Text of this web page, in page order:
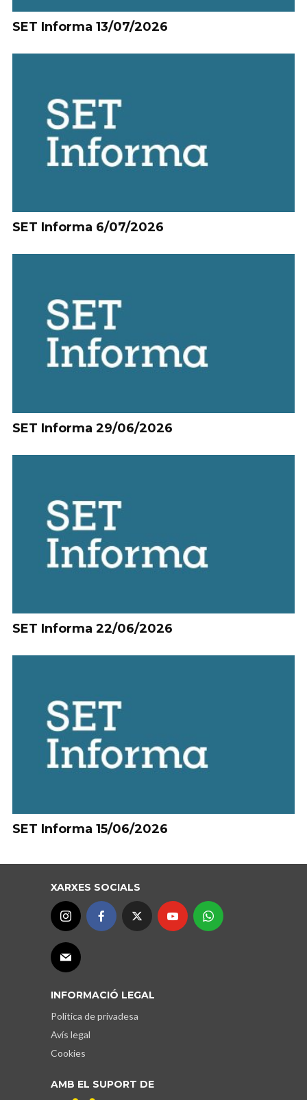
SET Informa 13/07/2026
SET Informa 6/07/2026
SET Informa 29/06/2026
SET Informa 22/06/2026
SET Informa 15/06/2026
XARXES SOCIALS
INFORMACIÓ LEGAL
Política de privadesa
Avís legal
Cookies
AMB EL SUPORT DE